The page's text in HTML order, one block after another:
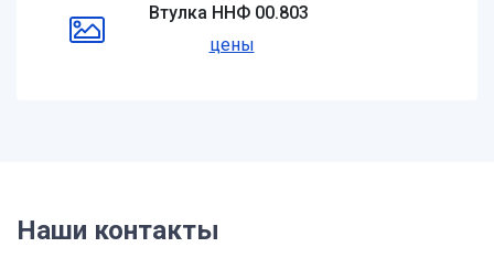
Втулка ННФ 00.803
цены
Наши контакты